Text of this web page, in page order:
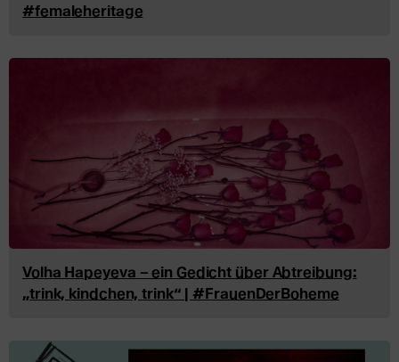
#femaleheritage
Volha Hapeyeva – ein Gedicht über Abtreibung:
„trink, kindchen, trink“ | #FrauenDerBoheme